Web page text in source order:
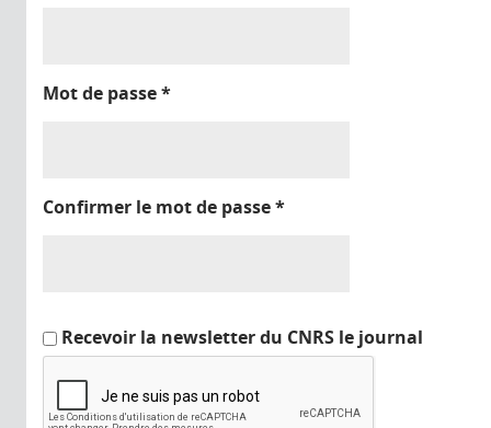
Mot de passe*
Confirmer le mot de passe*
Recevoir la newsletter du CNRS le journal